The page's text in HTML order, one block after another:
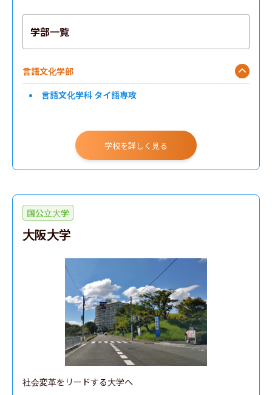
学部一覧
言語文化学部
言語文化学科 タイ語専攻
学校を詳しく見る
国公立大学
大阪大学
社会変革をリードする大学へ